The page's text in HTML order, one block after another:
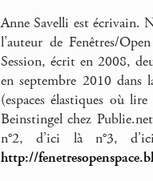
Anne Savelli est écrivain.
l’auteur de Fenêtres/
Session, écrit en 2008,
en septembre 2010
(espaces élastiques où
Beinstingel chez
n°2, d’ici là n°3,
http://